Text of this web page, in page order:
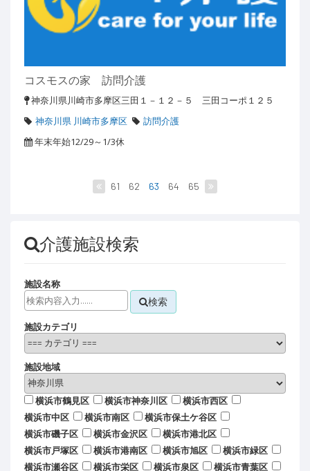
コスモスの家 訪問介護
神奈川県川崎市多摩区三田１－１２－５ 三田コーポ１２５
神奈川県 川崎市多摩区
訪問介護
年末年始12/29～1/3休
61 62 63 64 65
介護施設検索
施設名称
検索
施設カテゴリ
施設地域
横浜市鶴見区 横浜市神奈川区
横浜市西区
横浜市中区
横浜市南区
横浜市保土ケ谷区
横浜市磯子区
横浜市金沢区
横浜市港北区
横浜市戸塚区
横浜市港南区 横浜市旭区
横浜市緑区
横浜市瀬谷区
横浜市栄区 横浜市泉区
横浜市青葉区